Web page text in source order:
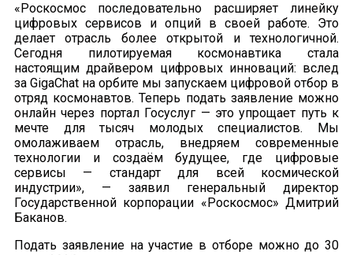
«Роскосмос последовательно расширяет линейку
цифровых сервисов и опций в своей работе. Это
делает отрасль более открытой и технологичной.
Сегодня пилотируемая космонавтика стала
настоящим драйвером цифровых инноваций: вслед
за GigaChat на орбите мы запускаем цифровой отбор в
отряд космонавтов. Теперь подать заявление можно
онлайн через портал Госуслуг — это упрощает путь к
мечте для тысяч молодых специалистов. Мы
омолаживаем отрасль, внедряем современные
технологии и создаём будущее, где цифровые
сервисы — стандарт для всей космической
индустрии», — заявил генеральный директор
Государственной корпорации «Роскосмос» Дмитрий
Баканов.
Подать заявление на участие в отборе можно до 30